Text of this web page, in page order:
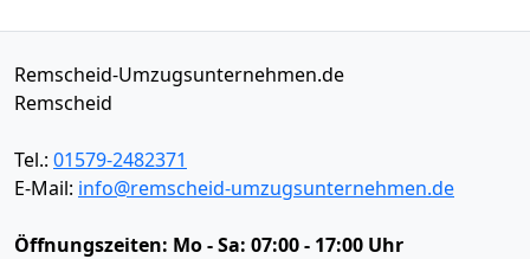
Remscheid-Umzugsunternehmen.de
Remscheid
Tel.: 01579-2482371
E-Mail: info@remscheid-umzugsunternehmen.de
Öffnungszeiten: Mo - Sa: 07:00 - 17:00 Uhr